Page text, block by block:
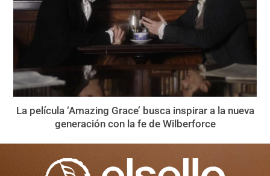
La película ‘Amazing Grace’ busca inspirar a la nueva
generación con la fe de Wilberforce